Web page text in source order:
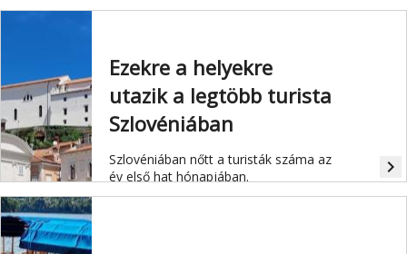
Ezekre a helyekre
utazik a legtöbb turista
Szlovéniában
Szlovéniában nőtt a turisták száma az
év első hat hónapjában.
navigate_next